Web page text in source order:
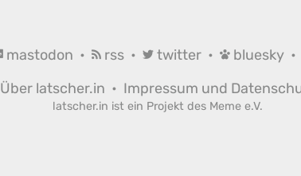
mastodon • rss • twitter • bluesky •
Über latscher.in • Impressum und
latscher.in ist ein Projekt des Meme e.V.